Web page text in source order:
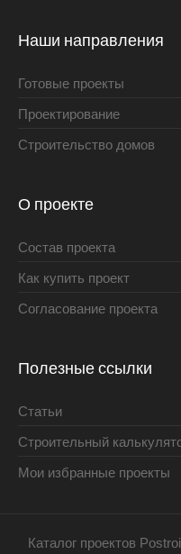
Наши направления
Готовые проекты
Проектирование
Строительство домов
О проекте
Состав проекта
Как купить проект
Согласование проекта
Полезные ссылки
Статьи
Строительный
Мои избранные проекты
Каталог проектов